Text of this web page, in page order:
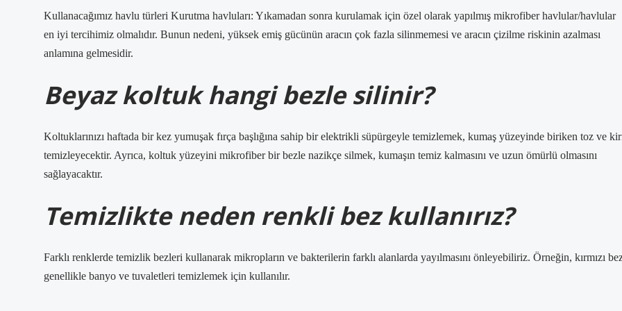
Kullanacağımız havlu türleri Kurutma havluları: Yıkamadan sonra kurulamak için özel olarak yapılmış mikrofiber havlular/havlular
en iyi tercihimiz olmalıdır. Bunun nedeni, yüksek emiş gücünün aracın çok fazla silinmemesi ve aracın çizilme riskinin azalması
anlamına gelmesidir.
Beyaz koltuk hangi bezle silinir?
Koltuklarınızı haftada bir kez yumuşak fırça başlığına sahip bir elektrikli süpürgeyle temizlemek, kumaş yüzeyinde biriken toz ve
temizleyecektir. Ayrıca, koltuk yüzeyini mikrofiber bir bezle nazikçe silmek, kumaşın temiz kalmasını ve uzun ömürlü olmasını
sağlayacaktır.
Temizlikte neden renkli bez kullanırız?
Farklı renklerde temizlik bezleri kullanarak mikropların ve bakterilerin farklı alanlarda yayılmasını önleyebiliriz. Örneğin, kırmızı
genellikle banyo ve tuvaletleri temizlemek için kullanılır.